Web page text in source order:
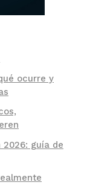
ocurre y
guía de